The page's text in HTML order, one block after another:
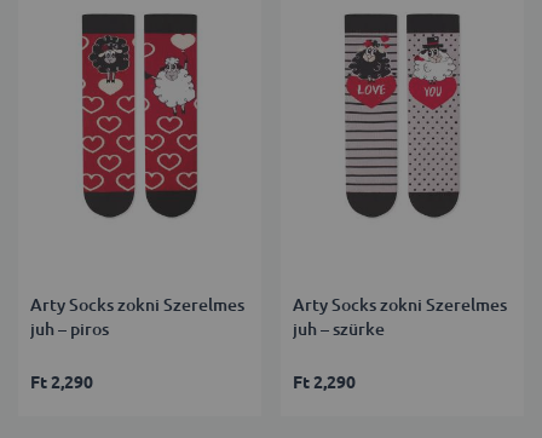
Arty Socks zokni Szerelmes
juh – piros
Ft 2,290
Arty Socks zokni Szerelmes
juh – szürke
Ft 2,290